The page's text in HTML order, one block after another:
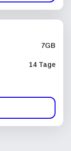
7GB
14 Tage